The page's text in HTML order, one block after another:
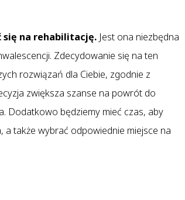
się na rehabilitację. Jest ona niezbędna
Zdecydowanie się na ten
rozwiązań dla Ciebie, zgodnie z
zwiększa szanse na powrót do
Dodatkowo będziemy mieć czas, aby
a także wybrać odpowiednie miejsce na